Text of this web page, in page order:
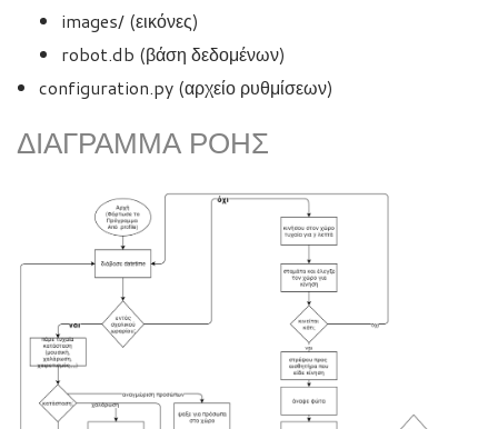
images/ (εικόνες)
robot.db (βάση δεδομένων)
configuration.py (αρχείο ρυθμίσεων)
ΔΙΆΓΡΑΜΜΑ ΡΟΉΣ